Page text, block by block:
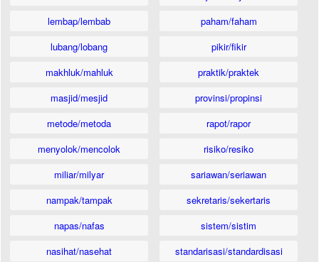
lembap/lembab
lubang/lobang
makhluk/mahluk
masjid/mesjid
metode/metoda
menyolok/mencolok
miliar/milyar
nampak/tampak
napas/nafas
nasihat/nasehat
paham/faham
pikir/fikir
praktik/praktek
provinsi/propinsi
rapot/rapor
risiko/resiko
sariawan/seriawan
sekretaris/sekertaris
sistem/sistim
standarisasi/standardisasi